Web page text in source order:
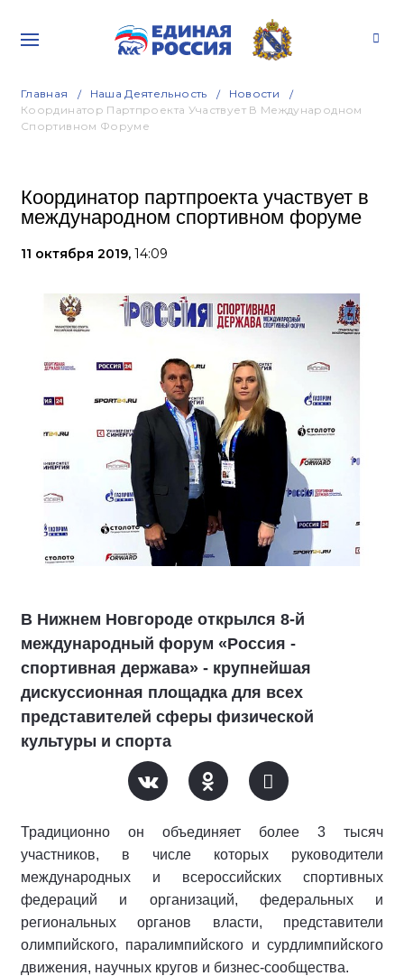
Главная Наша Деятельность
Новости
Координатор Партпроекта Участвует В Международном
Спортивном Форуме
Координатор партпроекта участвует в
международном спортивном форуме
11 октября 2019, 14:09
В Нижнем Новгороде открылся 8-й
международный форум «Россия -
спортивная держава» - крупнейшая
дискуссионная площадка для всех
представителей сферы физической
культуры и спорта
Традиционно он объединяет более 3 тысяч
участников, в числе которых руководители
международных и всероссийских спортивных
федераций и организаций, федеральных и
региональных органов власти, представители
олимпийского, паралимпийского и сурдлимпийского
движения, научных кругов и бизнес-сообщества.